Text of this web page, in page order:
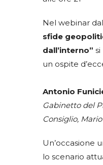
Nel webinar
sfide
dall’interno”
un ospite
Antonio
Gabinetto del
Consiglio,
Un’occasione
lo scenario